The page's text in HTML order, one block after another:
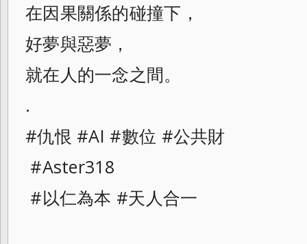
在因果關係的碰撞下，
好夢與惡夢，
就在人的一念之間。
.
#仇恨 #AI #數位 #公共財
#Aster318
#以仁為本 #天人合一